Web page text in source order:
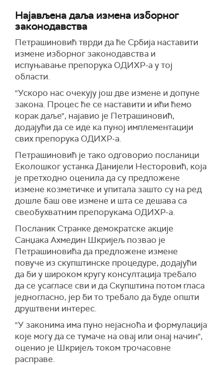
Најављена даља измена изборног
законодавства
Петрашиновић тврди да ће Србија наставити
измене изборног законодавства и
испуњавање препорука ОДИХР-а у тој
области.
"Ускоро нас очекују још две измене и допуне
закона. Процес ће се наставити и ићи ћемо
корак даље", најавио је Петрашиновић,
додајући да се иде ка пуној имплементацији
свих препорука ОДИХР-а.
Петрашиновић је тако одговорио посланици
Еколошког устанка Данијели Несторовић, која
је претходно оценила да су предложене
измене козметичке и упитала зашто су на ред
дошле баш ове измене и шта се дешава са
свеобухватним препорукама ОДИХР-а.
Посланик Странке демократске акције
Санџака Ахмедин Шкријељ позвао је
Петрашиновића да предложене измене
повуче из скупштинске процедуре, додајући
да би у широком кругу консултација требало
да се усагласе сви и да Скупштина потом гласа
једногласно, јер би то требало да буде општи
друштвени интерес.
"У законима има пуно нејасноћа и формулација
које могу да се тумаче на овај или онај начин",
оценио је Шкријељ током трочасовне
расправе.